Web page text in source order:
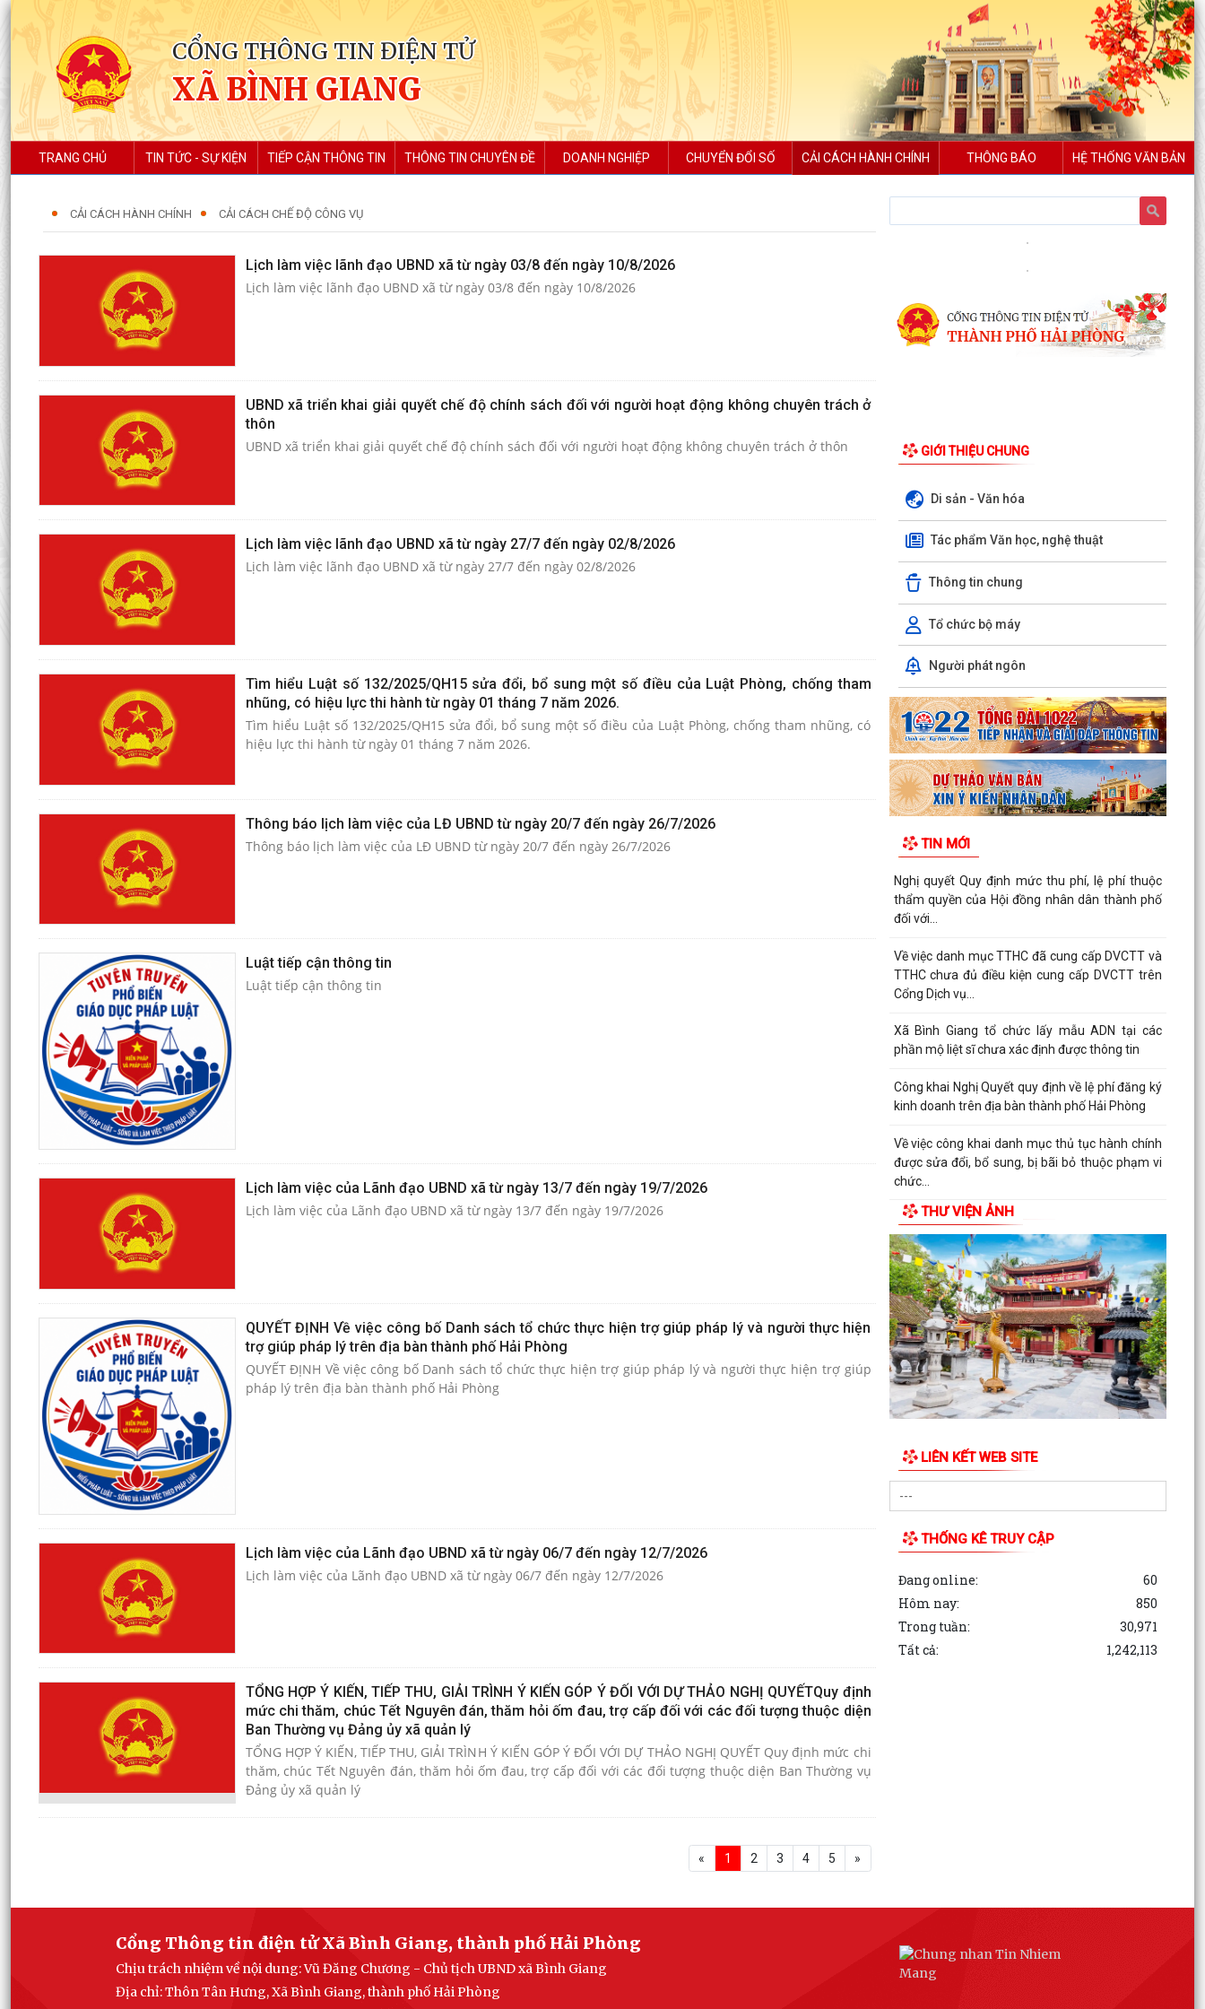
CỔNG THÔNG TIN ĐIỆN TỬ
XÃ BÌNH GIANG
TRANG CHỦ TIN TỨC - SỰ KIỆN TIẾP CẬN THÔNG TIN THÔNG TIN CHUYÊN ĐỀ DOANH NGHIỆP CHUYỂN ĐỔI SỐ CẢI CÁCH HÀNH CHÍNH THÔNG BÁO HỆ THỐNG VĂN BẢN
CẢI CÁCH HÀNH CHÍNH CẢI CÁCH CHẾ ĐỘ CÔNG VỤ
Lịch làm việc lãnh đạo UBND xã từ ngày 03/8 đến ngày 10/8/2026
Lịch làm việc lãnh đạo UBND xã từ ngày 03/8 đến ngày 10/8/2026
UBND xã triển khai giải quyết chế độ chính sách đối với người hoạt động không chuyên trách ở
thôn
UBND xã triển khai giải quyết chế độ chính sách đối với người hoạt động không chuyên trách ở thôn
Lịch làm việc lãnh đạo UBND xã từ ngày 27/7 đến ngày 02/8/2026
Lịch làm việc lãnh đạo UBND xã từ ngày 27/7 đến ngày 02/8/2026
Tìm hiểu Luật số 132/2025/QH15 sửa đổi, bổ sung một số điều của Luật Phòng, chống tham
nhũng, có hiệu lực thi hành từ ngày 01 tháng 7 năm 2026.
Tìm hiểu Luật số 132/2025/QH15 sửa đổi, bổ sung một số điều của Luật Phòng, chống tham nhũng, có
hiệu lực thi hành từ ngày 01 tháng 7 năm 2026.
Thông báo lịch làm việc của LĐ UBND từ ngày 20/7 đến ngày 26/7/2026
Thông báo lịch làm việc của LĐ UBND từ ngày 20/7 đến ngày 26/7/2026
Luật tiếp cận thông tin
Luật tiếp cận thông tin
Lịch làm việc của Lãnh đạo UBND xã từ ngày 13/7 đến ngày 19/7/2026
Lịch làm việc của Lãnh đạo UBND xã từ ngày 13/7 đến ngày 19/7/2026
QUYẾT ĐỊNH Về việc công bố Danh sách tổ chức thực hiện trợ giúp pháp lý và người thực hiện
trợ giúp pháp lý trên địa bàn thành phố Hải Phòng
QUYẾT ĐỊNH Về việc công bố Danh sách tổ chức thực hiện trợ giúp pháp lý và người thực hiện trợ giúp
pháp lý trên địa bàn thành phố Hải Phòng
Lịch làm việc của Lãnh đạo UBND xã từ ngày 06/7 đến ngày 12/7/2026
Lịch làm việc của Lãnh đạo UBND xã từ ngày 06/7 đến ngày 12/7/2026
TỔNG HỢP Ý KIẾN, TIẾP THU, GIẢI TRÌNH Ý KIẾN GÓP Ý ĐỐI VỚI DỰ THẢO NGHỊ QUYẾTQuy định
mức chi thăm, chúc Tết Nguyên đán, thăm hỏi ốm đau, trợ cấp đối với các đối tượng thuộc diện
Ban Thường vụ Đảng ủy xã quản lý
TỔNG HỢP Ý KIẾN, TIẾP THU, GIẢI TRÌNH Ý KIẾN GÓP Ý ĐỐI VỚI DỰ THẢO NGHỊ QUYẾT Quy định mức chi
thăm, chúc Tết Nguyên đán, thăm hỏi ốm đau, trợ cấp đối với các đối tượng thuộc diện Ban Thường vụ
Đảng ủy xã quản lý
« 1 2 3 4 5 »
GIỚI THIỆU CHUNG
Di sản - Văn hóa
Tác phẩm Văn học, nghệ thuật
Thông tin chung
Tổ chức bộ máy
Người phát ngôn
TIN MỚI
Nghị quyết Quy định mức thu phí, lệ phí thuộc
thẩm quyền của Hội đồng nhân dân thành phố
đối với...
Về việc danh mục TTHC đã cung cấp DVCTT và
TTHC chưa đủ điều kiện cung cấp DVCTT trên
Cổng Dịch vụ...
Xã Bình Giang tổ chức lấy mẫu ADN tại các
phần mộ liệt sĩ chưa xác định được thông tin
Công khai Nghị Quyết quy định về lệ phí đăng ký
kinh doanh trên địa bàn thành phố Hải Phòng
Về việc công khai danh mục thủ tục hành chính
được sửa đổi, bổ sung, bị bãi bỏ thuộc phạm vi
chức...
Kết quả giải quyết thủ tục hành chính tháng 7
năm 2026
THƯ VIỆN ẢNH
LIÊN KẾT WEB SITE
THỐNG KÊ TRUY CẬP
Đang online:
60
Hôm nay:
850
Trong tuần:
30,971
Tất cả:
1,242,113
Cổng Thông tin điện tử Xã Bình Giang, thành phố Hải Phòng
Chịu trách nhiệm về nội dung: Vũ Đăng Chương - Chủ tịch UBND xã Bình Giang
Địa chỉ: Thôn Tân Hưng, Xã Bình Giang, thành phố Hải Phòng